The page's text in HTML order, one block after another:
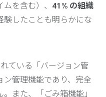
を含む）、 41 % の組織
験したことも明らかにな
ている「バージョン管
管理機能であり、完全
また、「ごみ箱機能」